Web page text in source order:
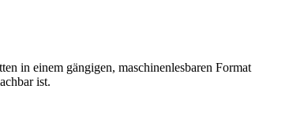
in einem gängigen, maschinenlesbaren Format
ist.